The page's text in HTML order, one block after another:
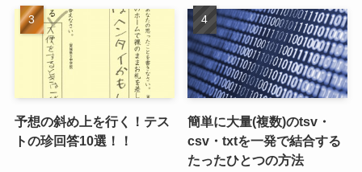
予想の斜め上を行く！テス
トの珍回答10選！！
簡単に大量(複数)のtsv・
csv・txtを一発で結合する
たったひとつの方法